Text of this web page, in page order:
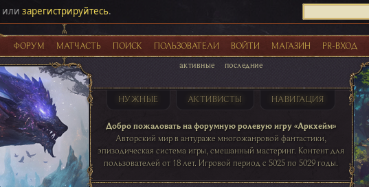
или зарегистрируйтесь.
ФОРУМ МАТЧАСТЬ ПОИСК ПОЛЬЗОВАТЕЛИ ВОЙТИ МАГАЗИН PR-ВХОД
активные последние
НУЖНЫЕ АКТИВИСТЫ НАВИГАЦИЯ
Добро пожаловать на форумную ролевую игру «Аркхейм»
Авторский мир в антураже многожанровой фантастики,
эпизодическая система игры, смешанный мастеринг. Контент для
пользователей от 18 лет. Игровой период с 5025 по 5029 годы.
таблице игровой активности
41 ПОСТОВ 31 ПОСТОВ 29 ПОСТОВ 24 ПОСТОВ